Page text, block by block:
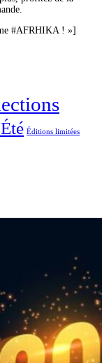
#AFRHIKA ! »]
Éditions limitées